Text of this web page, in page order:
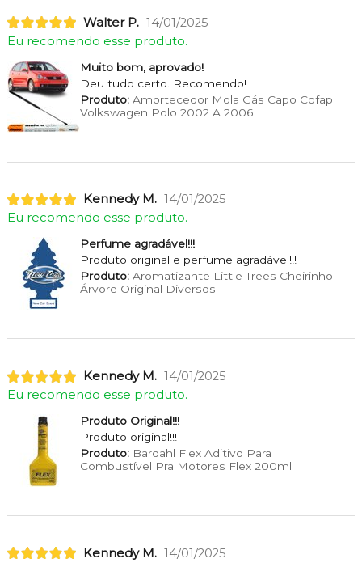
Walter P. 14/01/2025
Eu recomendo esse produto.
Muito bom, aprovado!
Deu tudo certo. Recomendo!
Produto:Amortecedor Mola Gás Capo Cofap
Volkswagen Polo 2002 A 2006
Kennedy M. 14/01/2025
Eu recomendo esse produto.
Perfume agradável!!!
Produto original e perfume agradável!!!
Produto:Aromatizante Little Trees Cheirinho
Árvore Original Diversos
Kennedy M. 14/01/2025
Eu recomendo esse produto.
Produto Original!!!
Produto original!!!
Produto:Bardahl Flex Aditivo Para
Combustível Pra Motores Flex 200ml
Kennedy M. 14/01/2025